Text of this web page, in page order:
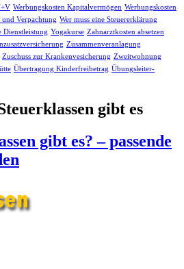
Werbungskosten Kapitalvermögen Werbungskosten
und Verpachtung Wer muss eine Steuererklärung
Dienstleistung Yogakurse Zahnarztkosten absetzen
Zusammenveranlagung
Zuschuss zur Krankenvesicherung Zweitwohnung
Übertragung Kinderfreibetrag Übungsleiter-
gibt es
gibt es? – passende